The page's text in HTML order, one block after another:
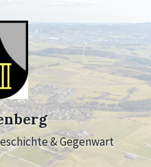
& Gegenwart